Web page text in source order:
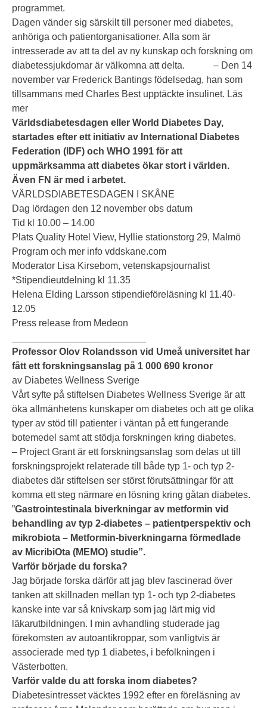
programmet.
Dagen vänder sig särskilt till personer med diabetes,
anhöriga och patientorganisationer. Alla som är
intresserade av att ta del av ny kunskap och forskning om
diabetessjukdomar är välkomna att delta. – Den 14
november var Frederick Bantings födelsedag, han som
tillsammans med Charles Best upptäckte insulinet. Läs
mer
Världsdiabetesdagen eller World Diabetes Day,
startades efter ett initiativ av International Diabetes
Federation (IDF) och WHO 1991 för att
uppmärksamma att diabetes ökar stort i världen.
Även FN är med i arbetet.
VÄRLDSDIABETESDAGEN I SKÅNE
Dag lördagen den 12 november obs datum
Tid kl 10.00 – 14.00
Plats Quality Hotel View, Hyllie stationstorg 29, Malmö
Program och mer info vddskane.com
Moderator Lisa Kirsebom, vetenskapsjournalist
*Stipendieutdelning kl 11.35
Helena Elding Larsson stipendieföreläsning kl 11.40-
12.05
Press release from Medeon
Professor Olov Rolandsson vid Umeå universitet har
fått ett forskningsanslag på 1 000 690 kronor
av Diabetes Wellness Sverige
Vårt syfte på stiftelsen Diabetes Wellness Sverige är att
öka allmänhetens kunskaper om diabetes och att ge olika
typer av stöd till patienter i väntan på ett fungerande
botemedel samt att stödja forskningen kring diabetes.
– Project Grant är ett forskningsanslag som delas ut till
forskningsprojekt relaterade till både typ 1- och typ 2-
diabetes där stiftelsen ser störst förutsättningar för att
komma ett steg närmare en lösning kring gåtan diabetes.
”Gastrointestinala biverkningar av metformin vid
behandling av typ 2-diabetes – patientperspektiv och
mikrobiota – Metformin-biverkningarna förmedlade
av MicribiOta (MEMO) studie”.
Varför började du forska?
Jag började forska därför att jag blev fascinerad över
tanken att skillnaden mellan typ 1- och typ 2-diabetes
kanske inte var så knivskarp som jag lärt mig vid
läkarutbildningen. I min avhandling studerade jag
förekomsten av autoantikroppar, som vanligtvis är
associerade med typ 1 diabetes, i befolkningen i
Västerbotten.
Varför valde du att forska inom diabetes?
Diabetesintresset väcktes 1992 efter en föreläsning av